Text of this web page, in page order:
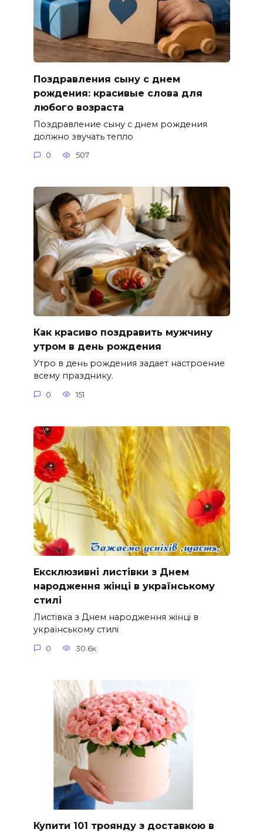
Поздравления сыну с днем
рождения: красивые слова для
любого возраста
Поздравление сыну с днем рождения
должно звучать тепло
0 507
Как красиво поздравить мужчину
утром в день рождения
Утро в день рождения задает настроение
всему празднику.
0 151
Ексклюзивні листівки з Днем
народження жінці в українському
стилі
Листівка з Днем народження жінці в
українському стилі
0 30.6к.
Купити 101 троянду з доставкою в